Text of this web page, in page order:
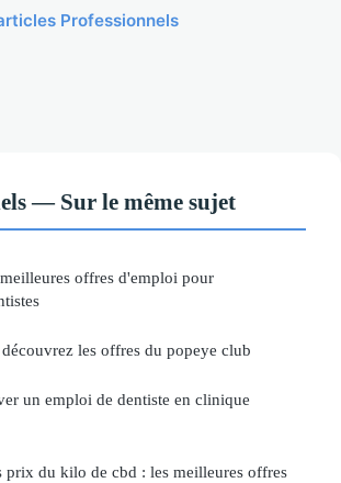
Professionnels
— Sur le même sujet
offres d'emploi pour
les offres du popeye club
un emploi de dentiste en clinique
prix du kilo de cbd : les meilleures offres